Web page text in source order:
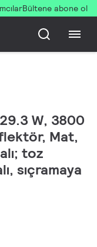
Bültene abone ol
W, 3800
Mat,
toz
sıçramaya